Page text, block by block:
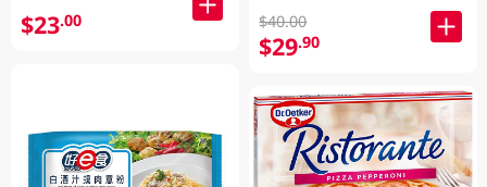
$23.00 $40.00
$29.90